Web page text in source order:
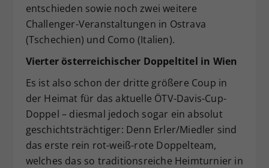
entschieden sowie noch zwei weitere
Challenger-Veranstaltungen in Ostrava
(Tschechien) und Como (Italien).
Vierter österreichischer Doppeltitel in Wien
Es ist also schon der dritte größere Coup in
der Heimat für das aktuelle ÖTV-Davis-Cup-
Doppel – diesmal jedoch sogar ein absolut
geschichtsträchtiger: Denn Erler/Miedler sind
das erste rein rot-weiß-rote Doppelteam,
welches das so traditionsreiche Heimturnier in